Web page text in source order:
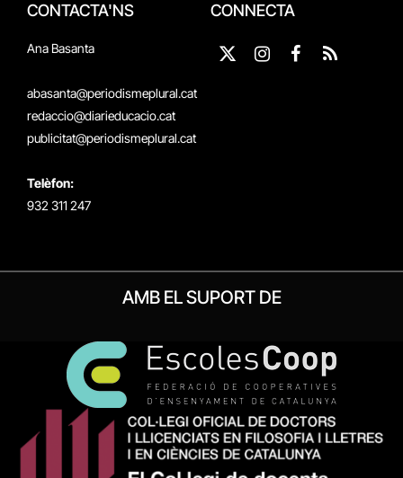
CONTACTA'NS
Ana Basanta
abasanta@periodismeplural.cat
redaccio@diarieducacio.cat
publicitat@periodismeplural.cat
Telèfon:
932 311 247
CONNECTA
X
Instagram
Facebook
RSS
AMB EL SUPORT DE